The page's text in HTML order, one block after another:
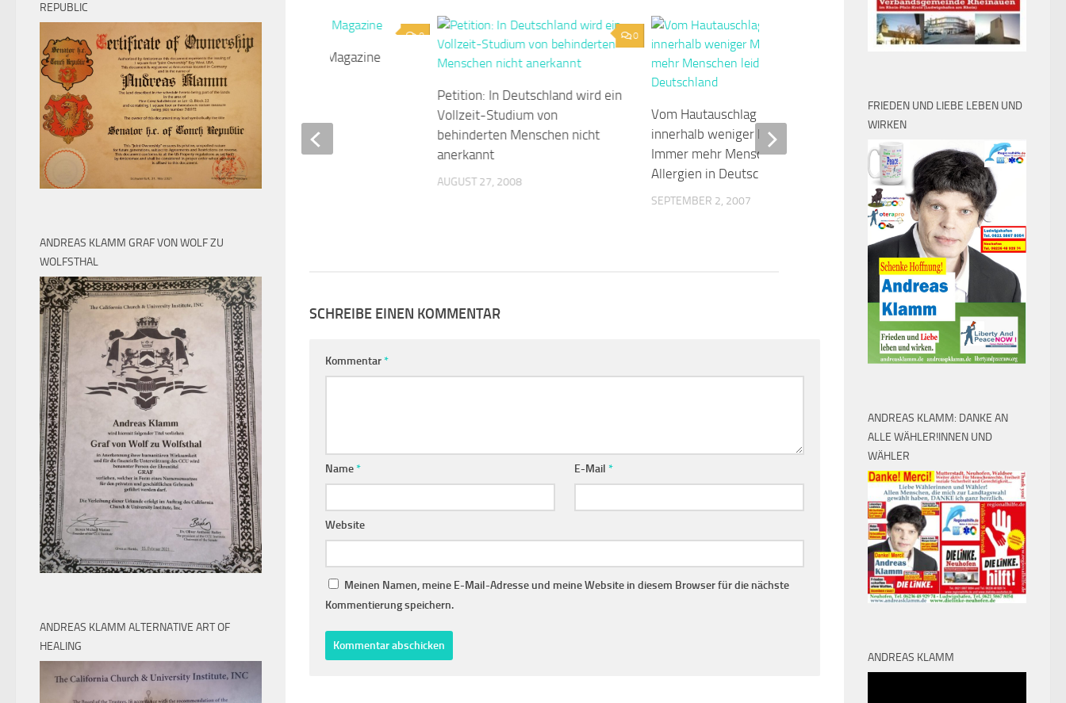
0
Petition: In Deutschland wird ein
Vollzeit-Studium von
behinderten Menschen nicht
anerkannt
AUGUST 27, 2008
Vom Hautauschlag bis zum Tod
innerhalb weniger Minuten:
Immer mehr Menschen leiden an
Allergien in Deutschland
SEPTEMBER 2, 2007
Bundesaußenminister
Menschenrechte: „Werte im
Kampf gegen Terrorismus nicht
opfern“
SEPTEMBER 2, 2007
0
British Newsflash Magazine
DEZEMBER 16, 2010
SCHREIBE EINEN KOMMENTAR
Kommentar*
Name* E-Mail*
Website
Meinen Namen, meine E-Mail-Adresse und meine Website in diesem Browser für die nächste
Kommentierung speichern.
REPUBLIC
ANDREAS KLAMM GRAF VON WOLF ZU
WOLFSTHAL
ANDREAS KLAMM ALTERNATIVE ART OF
HEALING
FRIEDEN UND LIEBE LEBEN UND
WIRKEN
ANDREAS KLAMM: DANKE AN
ALLE WÄHLER!INNEN UND
WÄHLER
ANDREAS KLAMM